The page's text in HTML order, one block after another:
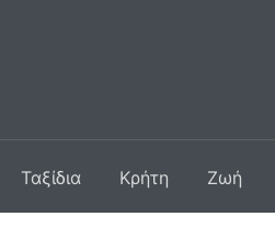
Ταξίδια Κρήτη Ζωή